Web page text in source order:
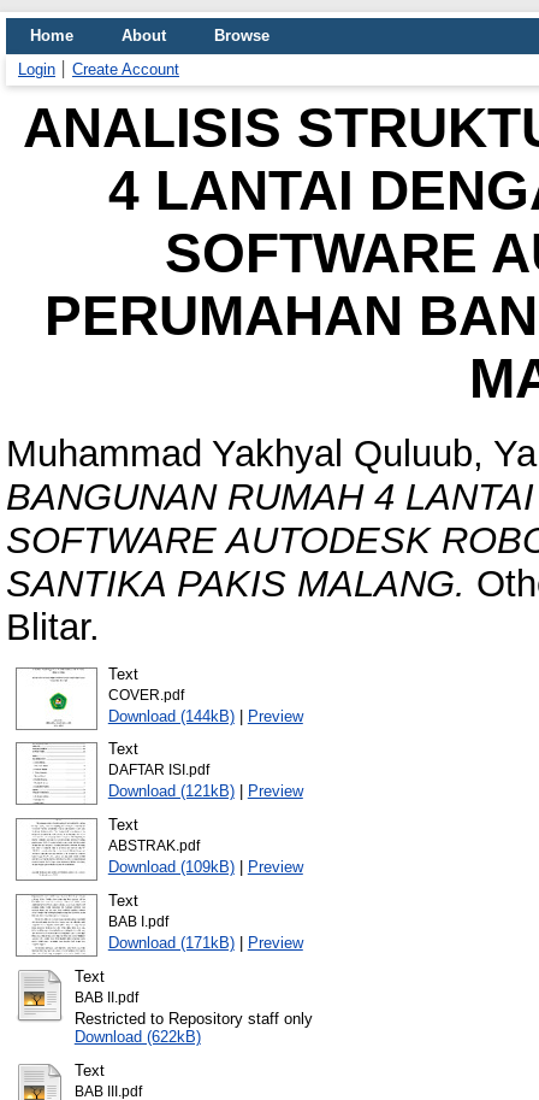
Home About
Browse
Login
Create Account
ANALISIS
4 LANTAI
SOFTWARE
PERUMAHAN
Muhammad Yakhyal Quluub,
BANGUNAN RUMAH 4
SOFTWARE AUTODESK
SANTIKA PAKIS MALANG.
Blitar.
Text
COVER.pdf
Download (144kB)| Preview
Text
DAFTAR ISI.pdf
Download (121kB)|
Preview
Text
ABSTRAK.pdf
Download (109kB)|
Preview
Text
BAB I.pdf
Download (171kB)|
Preview
Text
BAB II.pdf
Restricted to Repository staff only
Download (622kB)
Text
BAB III.pdf